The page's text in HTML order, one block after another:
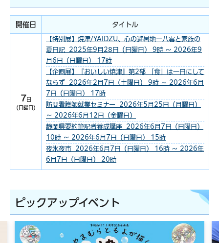
開催日 タイトル
7 日
（日曜日）
【特別展】焼津/YAIDZU、心の避暑地ー八雲と家族の
夏日記 2025年9月28日（日曜日） 9時 ～ 2026年9
月6日（日曜日） 17時
【企画展】『おいしい焼津』第2部 「食」は一日にして
ならず 2026年2月7日（土曜日） 9時 ～ 2026年6月
7日（日曜日） 17時
訪問看護師就業セミナー 2026年5月25日（月曜日）
～ 2026年6月12日（金曜日）
静岡県要約筆記者養成講座 2026年6月7日（日曜日）
10時 ～ 2026年6月7日（日曜日） 15時
夜氷夜市 2026年6月7日（日曜日） 16時 ～ 2026年
6月7日（日曜日） 20時
ピックアップイベント